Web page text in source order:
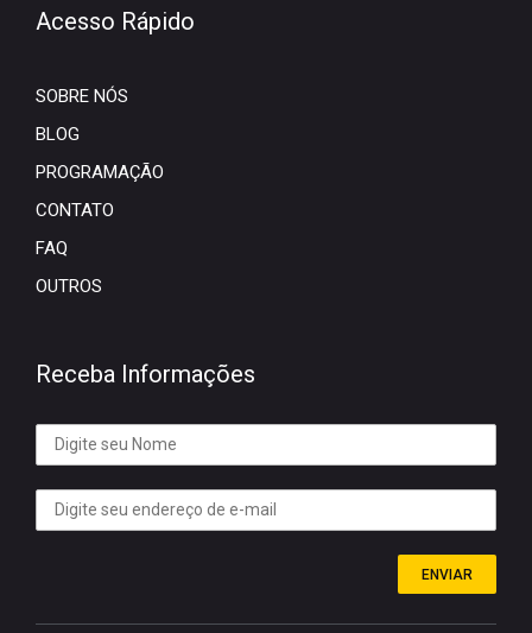
Acesso Rápido
SOBRE NÓS
BLOG
PROGRAMAÇÃO
CONTATO
FAQ
OUTROS
Receba Informações
ENVIAR